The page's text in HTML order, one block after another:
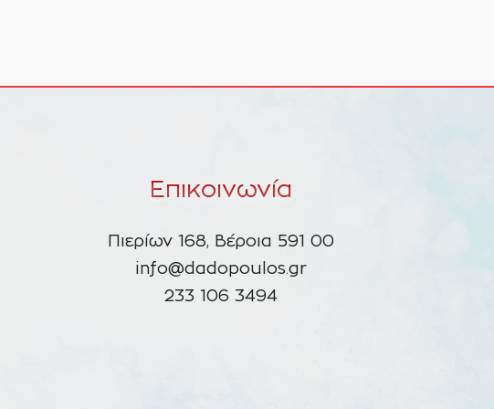
Επικοινωνία
Πιερίων 168, Βέροια 591 00
info@dadopoulos.gr
233 106 3494